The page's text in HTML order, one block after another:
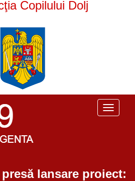
Copilului Dolj
Toggle
lansare proiect: